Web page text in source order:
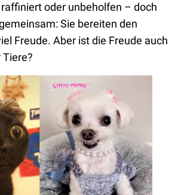
oder unbeholfen – doch
Sie bereiten den
Freude. Aber ist die Freude auch
Tiere?